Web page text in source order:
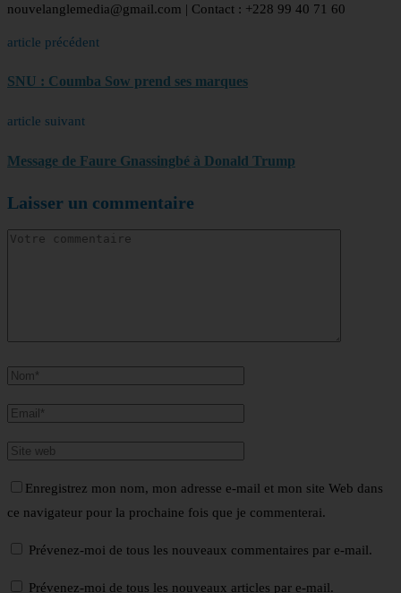
nouvelanglemedia@gmail.com | Contact : +228 99 40 71 60
article précédent
SNU : Coumba Sow prend ses marques
article suivant
Message de Faure Gnassingbé à Donald Trump
Laisser un commentaire
Enregistrez mon nom, mon adresse e-mail et mon site Web dans
ce navigateur pour la prochaine fois que je commenterai.
Prévenez-moi de tous les nouveaux commentaires par e-mail.
Prévenez-moi de tous les nouveaux articles par e-mail.